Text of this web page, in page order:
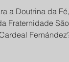
a Doutrina da
Fraternidade